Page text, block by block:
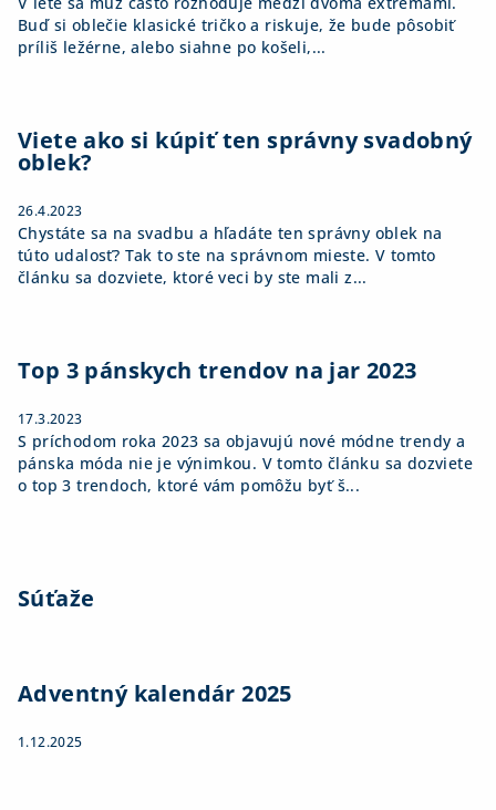
Buď si oblečie klasické tričko a riskuje, že bude pôsobiť
príliš ležérne, alebo siahne po košeli,...
Viete ako si kúpiť ten správny svadobný
oblek?
26.4.2023
Chystáte sa na svadbu a hľadáte ten správny oblek na
túto udalosť? Tak to ste na správnom mieste. V tomto
článku sa dozviete, ktoré veci by ste mali z...
Top 3 pánskych trendov na jar 2023
17.3.2023
S príchodom roka 2023 sa objavujú nové módne trendy a
pánska móda nie je výnimkou. V tomto článku sa dozviete
o top 3 trendoch, ktoré vám pomôžu byť š...
Súťaže
Adventný kalendár 2025
1.12.2025